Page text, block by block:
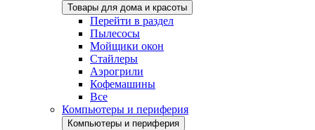
Товары для дома и красоты
Перейти в раздел
Пылесосы
Мойщики окон
Стайлеры
Аэрогрили
Кофемашины
Все
Компьютеры и периферия
Компьютеры и периферия